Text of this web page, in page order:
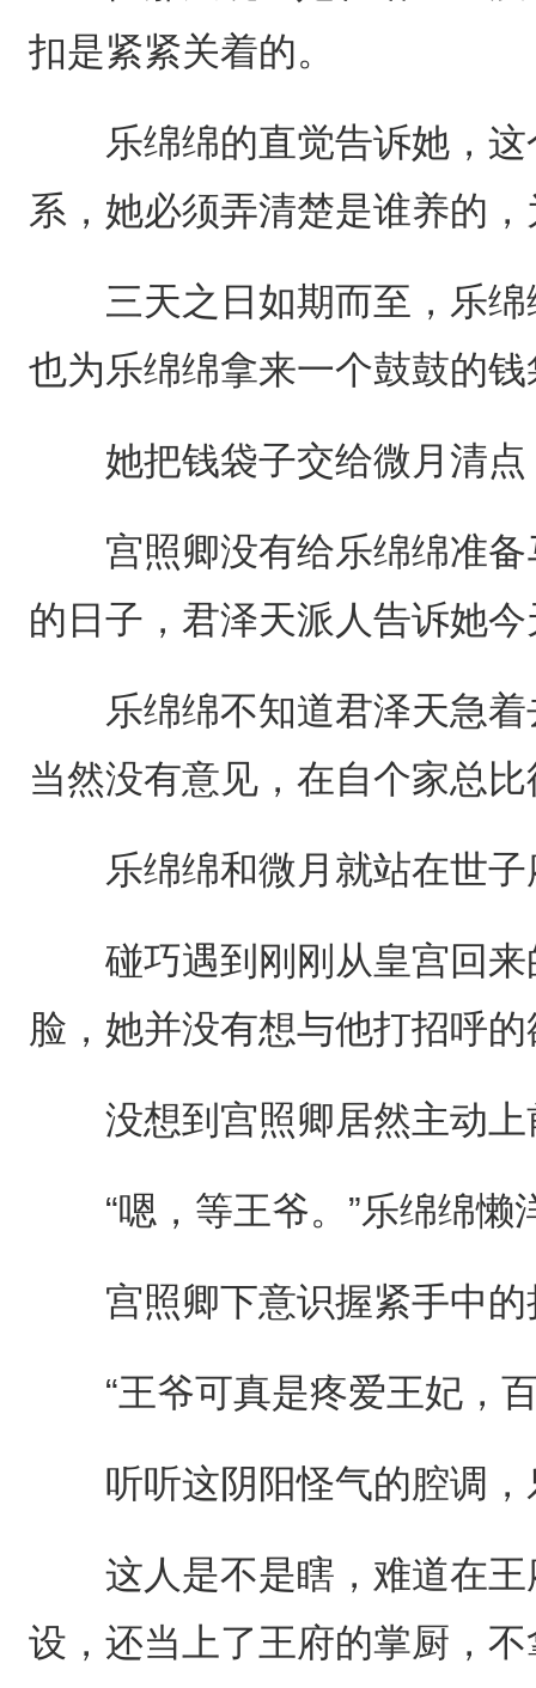
扣是紧紧关着的。
乐绵绵的直觉告诉她，这
系，她必须弄清楚是谁养的
三天之日如期而至，乐绵
也为乐绵绵拿来一个鼓鼓的
她把钱袋子交给微月清点
宫照卿没有给乐绵绵准备
的日子，君泽天派人告诉她
乐绵绵不知道君泽天急着
当然没有意见，在自个家总
乐绵绵和微月就站在世子
碰巧遇到刚刚从皇宫回来
脸，她并没有想与他打招呼
没想到宫照卿居然主动上
“嗯，等王爷。”乐绵绵懒
宫照卿下意识握紧手中的
“王爷可真是疼爱王妃，百
听听这阴阳怪气的腔调，
这人是不是瞎，难道在王
设，还当上了王府的掌厨，